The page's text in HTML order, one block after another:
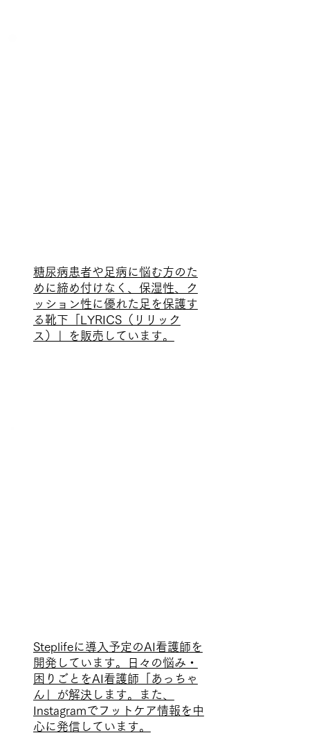
糖尿病患者や足病に悩む方のた
めに締め付けなく、保湿性、ク
ッション性に優れた足を保護す
る靴下「LYRICS（リリック
ス）」を販売しています。
Steplifeに導入予定のAI看護師を
開発しています。日々の悩み・
困りごとをAI看護師「あっちゃ
ん」が解決します。また、
Instagramでフットケア情報を中
心に発信しています。